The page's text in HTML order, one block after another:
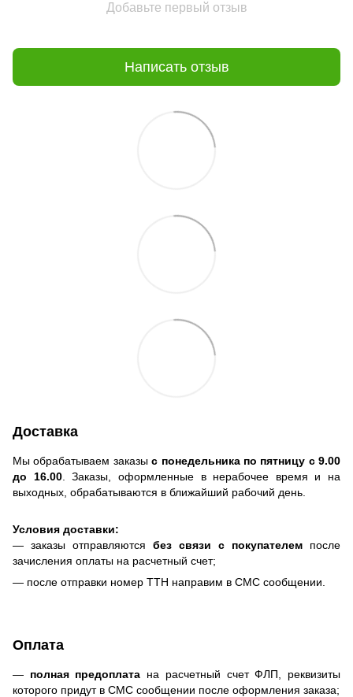
Добавьте первый отзыв
Написать отзыв
Доставка
Мы обрабатываем заказыс понедельника по пятницу с 9.00
до 16.00. Заказы, оформленные в нерабочее время и на
выходных, обрабатываются в ближайший рабочий день.
Условия доставки:
— заказы отправляются без связи с покупателем после
зачисления оплаты на расчетный счет;
— после отправки номер ТТН направим в СМС сообщении.
Оплата
— полная предоплата на расчетный счет ФЛП, реквизиты
которого придут в СМС сообщении после оформления заказа;